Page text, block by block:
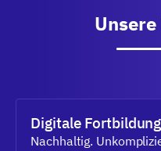
Digitale
Nachhaltig.